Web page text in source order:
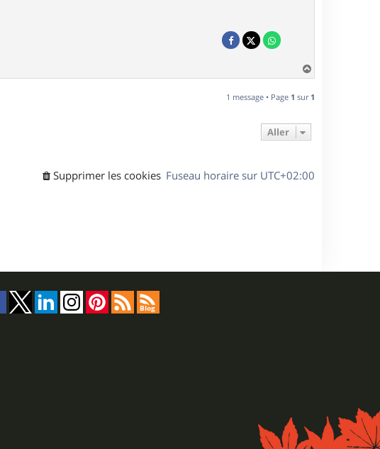
a
t
1 message • Page 1 sur 1
Aller
Fuseau horaire sur UTC+02:00
Supprimer les cookies